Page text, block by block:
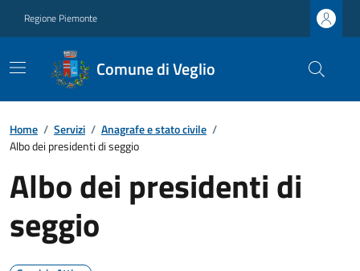
Regione Piemonte
Comune di Veglio
Home / Servizi / Anagrafe e stato civile /
Albo dei presidenti di seggio
Albo dei presidenti di
seggio